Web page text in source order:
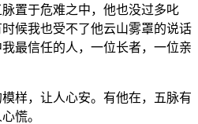
置于危难之中，他也没过多叱
候我也受不了他云山雾罩的说话
最信任的人，一位长者，一位亲
样，让人心安。有他在，五脉有
慌。